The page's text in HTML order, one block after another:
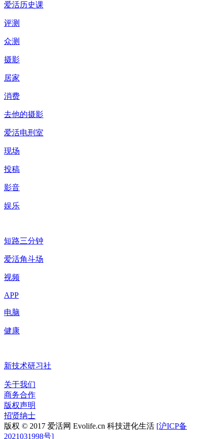
爱活历史课
评测
众测
摄影
居家
消费
去他的摄影
爱活电刑室
现场
投稿
影音
娱乐
短路三分钟
爱活角斗场
视频
APP
电脑
健康
新技术研习社
关于我们
商务合作
版权声明
招贤纳士
版权 © 2017 爱活网 Evolife.cn 科技进化生活 [沪ICP备
2021031998号]